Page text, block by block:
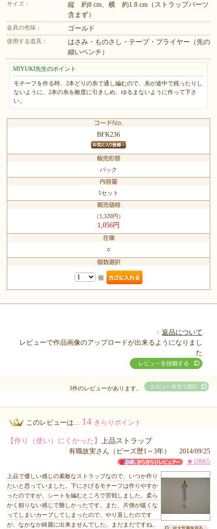
サイズ：
縦 約8 cm、横 約1.8 cm（ストラップパーツ
含まず）
金具の色味： ゴールド
使用する道具：
はさみ・ものさし・テープ・プライヤー（先の
細いペンチ）
MIYUKI先生のポイント
モチーフを作る時、2本どりの糸で通し編むので、糸が途中で残ったりし
ないように、2本の糸を敵度に引きしめ、ゆるまないように作って下さ
い。
BFK236
パック
1セット
（1,320円）
1,056円
○
個
返品について
レビューで作品画像のアップロードが出来るようになりまし
た
3件のレビューがあります。
このレビューは... 14 きらりポイント
【作り（使い）にくかった】 上品ストラップ
有職故実さん（ビーズ歴1～3年） 2014/09/25
★10065
上品で優しい感じの素敵なストラップなので、いつか作り
たいと思っていました。下にさげるモチーフは作りやすか
ったのですが、シートを編むところで苦戦しました。柔ら
かく頼りない感じで難しかったです。また、片側が緩くな
ってしまいカーブしてしまったので、やり直したのです
が、なかなか綺麗に出来ませんでした。まだまだですね。